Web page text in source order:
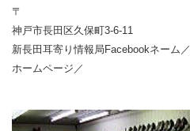
〒
神戸市長田区久保町3-6-11
新長田耳寄り情報局Facebookネーム／
ホームページ／